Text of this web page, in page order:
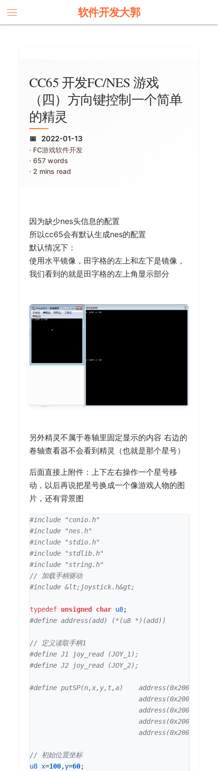
软件开发大郭
CC65 开发FC/NES 游戏
（四）方向键控制一个简单
的精灵
2022-01-13
FC游戏软件开发
657 words
2 mins read
因为缺少nes头信息的配置
所以cc65会有默认生成nes的配置
默认情况下：
使用水平镜像，田字格的左上和左下是镜像，
我们看到的就是田字格的左上角显示部分
另外精灵不属于卷轴里固定显示的内容 右边的
卷轴查看器不会看到精灵（也就是那个星号）
后面直接上附件：上下左右操作一个星号移
动，以后再说把星号换成一个像游戏人物的图
片，还有背景图
#include
"conio.h"
#include
"nes.h"
#include
"stdio.h"
#include
"stdlib.h"
#include
"string.h"
#include &lt;joystick.h&gt;
typedef unsigned char u8;
u8 x=100,y=60;